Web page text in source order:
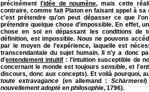
précisément l'idée de noumène, mais cette
contraire, comme fait Platon en faisant appel à
c'est prétendre qu'on peut dépasser ce que
prétendre quelque chose d'impossible. En effet,
chose en soi en dépassant les conditions de
définition, est impossible. Nous ne pouvons
par le moyen de l'expérience, laquelle est
transcendantale du sujet humain. Il n'y a donc
d'entendement intuitif : l'intuition susceptible de
concernant le monde est toujourssensible, et
discours, donc aux concepts). Et voilà pourquoi,
toute extravagance (en allemand : Schärmerei)
nouvellement adopté en philosophie, 1796).